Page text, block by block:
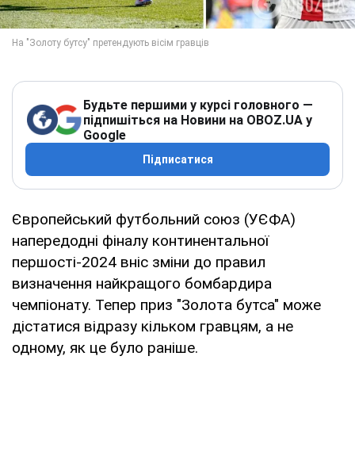
Будьте першими у курсі головного —
підпишіться на Новини на OBOZ.UA у
Google
Підписатися
Європейський футбольний союз (УЄФА)
напередодні фіналу континентальної
першості-2024 вніс зміни до правил
визначення найкращого бомбардира
чемпіонату. Тепер приз "Золота бутса" може
дістатися відразу кільком гравцям, а не
одному, як це було раніше.